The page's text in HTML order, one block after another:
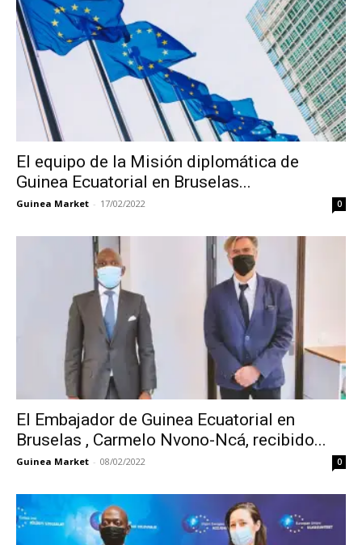
El equipo de la Misión diplomática de
Guinea Ecuatorial en Bruselas...
Guinea Market - 17/02/2022 0
El Embajador de Guinea Ecuatorial en
Bruselas , Carmelo Nvono-Ncá, recibido...
Guinea Market - 08/02/2022 0